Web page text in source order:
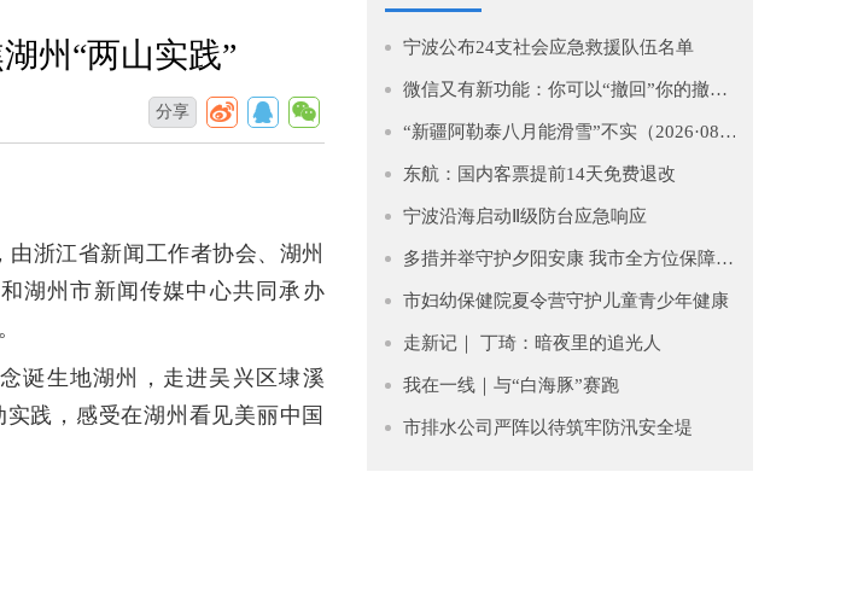
州“两山实践”
分享
浙江省新闻工作者协会、湖州
湖州市新闻传媒中心共同承办
诞生地湖州，走进吴兴区埭溪
践，感受在湖州看见美丽中国
宁波公布24支社会应急救援队伍名单
微信又有新功能：你可以“撤回”你的撤回了！
“新疆阿勒泰八月能滑雪”不实（2026·08·07）
东航：国内客票提前14天免费退改
宁波沿海启动Ⅱ级防台应急响应
多措并举守护夕阳安康 我市全方位保障老年人清凉度夏
市妇幼保健院夏令营守护儿童青少年健康
走新记｜ 丁琦：暗夜里的追光人
我在一线｜与“白海豚”赛跑
市排水公司严阵以待筑牢防汛安全堤